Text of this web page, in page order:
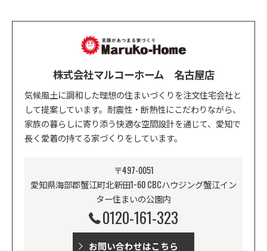
株式会社マルコーホーム 名古屋店
気候風土に調和した理想の住まいづくりを注文住宅会社と
して提案しています。耐震性・断熱性にこだわりながら、
家族の暮らしに寄り添う快適な空間設計を通じて、愛知で
長く愛着の持てる家づくりをしています。
〒497-0051
愛知県海部郡蟹江町北新田1−60 CBCハウジング蟹江イン
ター住まいの公園内
0120-161-323
お問い合わせはこちら